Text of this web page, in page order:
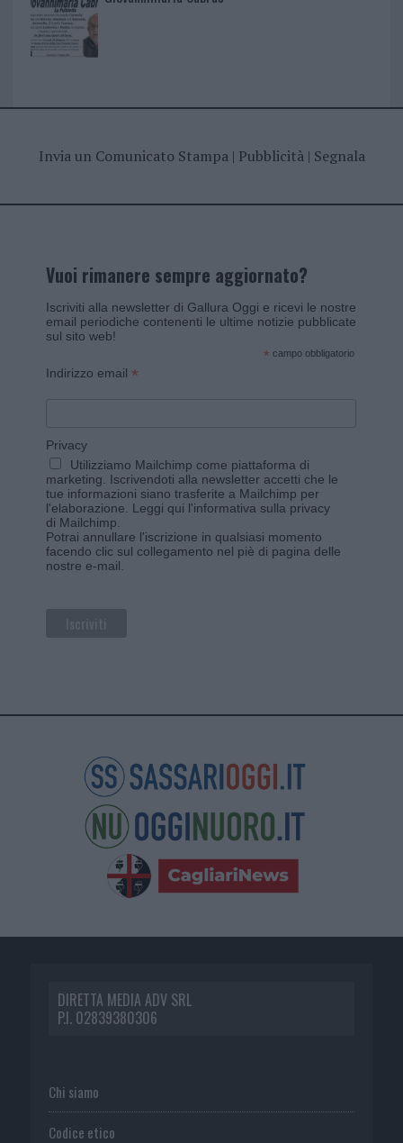
Invia un Comunicato Stampa| Pubblicità| Segnala
Vuoi rimanere sempre aggiornato?
Iscriviti alla newsletter di Gallura Oggi e ricevi le nostre
email periodiche contenenti le ultime notizie pubblicate
sul sito web!
* campo obbligatorio
Indirizzo email *
Privacy
Utilizziamo Mailchimp come piattaforma di
marketing. Iscrivendoti alla newsletter accetti che le
tue informazioni siano trasferite a Mailchimp per
l'elaborazione. Leggi qui l'informativa sulla privacy
di Mailchimp
Potrai annullare l'iscrizione in qualsiasi momento
facendo clic sul collegamento nel piè di pagina delle
nostre e-mail.
DIRETTA MEDIA ADV SRL
P.I. 02839380306
Chi siamo
Codice etico